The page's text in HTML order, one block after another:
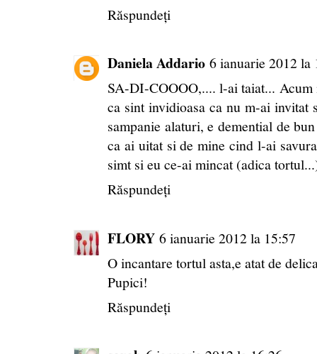
Răspundeți
Daniela Addario 6 ianuarie 2012 la
SA-DI-COOOO,.... l-ai taiat...
ca sint invidioasa ca nu m-ai invitat
sampanie alaturi, e demential de
ca ai uitat si de mine cind l-ai
simt si eu ce-ai mincat (adica
Răspundeți
FLORY 6 ianuarie 2012 la 15:57
O incantare tortul asta,e atat de
Pupici!
Răspundeți